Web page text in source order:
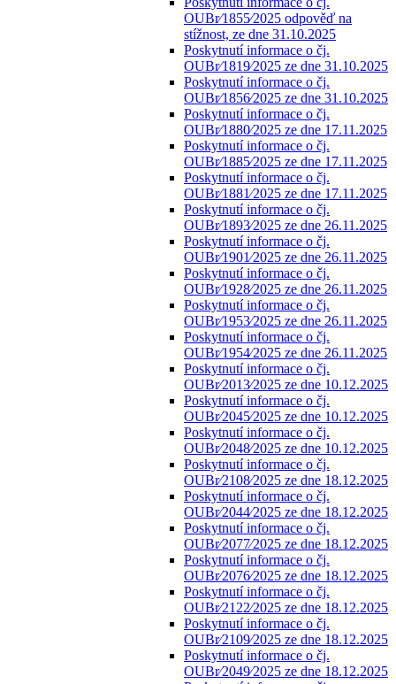
OUBr⁄1855⁄2025 odpověď na
stížnost, ze dne 31.10.2025
Poskytnutí informace o čj.
OUBr⁄1819⁄2025 ze dne 31.10.2025
Poskytnutí informace o čj.
OUBr⁄1856⁄2025 ze dne 31.10.2025
Poskytnutí informace o čj.
OUBr⁄1880⁄2025 ze dne 17.11.2025
Poskytnutí informace o čj.
OUBr⁄1885⁄2025 ze dne 17.11.2025
Poskytnutí informace o čj.
OUBr⁄1881⁄2025 ze dne 17.11.2025
Poskytnutí informace o čj.
OUBr⁄1893⁄2025 ze dne 26.11.2025
Poskytnutí informace o čj.
OUBr⁄1901⁄2025 ze dne 26.11.2025
Poskytnutí informace o čj.
OUBr⁄1928⁄2025 ze dne 26.11.2025
Poskytnutí informace o čj.
OUBr⁄1953⁄2025 ze dne 26.11.2025
Poskytnutí informace o čj.
OUBr⁄1954⁄2025 ze dne 26.11.2025
Poskytnutí informace o čj.
OUBr⁄2013⁄2025 ze dne 10.12.2025
Poskytnutí informace o čj.
OUBr⁄2045⁄2025 ze dne 10.12.2025
Poskytnutí informace o čj.
OUBr⁄2048⁄2025 ze dne 10.12.2025
Poskytnutí informace o čj.
OUBr⁄2108⁄2025 ze dne 18.12.2025
Poskytnutí informace o čj.
OUBr⁄2044⁄2025 ze dne 18.12.2025
Poskytnutí informace o čj.
OUBr⁄2077⁄2025 ze dne 18.12.2025
Poskytnutí informace o čj.
OUBr⁄2076⁄2025 ze dne 18.12.2025
Poskytnutí informace o čj.
OUBr⁄2122⁄2025 ze dne 18.12.2025
Poskytnutí informace o čj.
OUBr⁄2109⁄2025 ze dne 18.12.2025
Poskytnutí informace o čj.
OUBr⁄2049⁄2025 ze dne 18.12.2025